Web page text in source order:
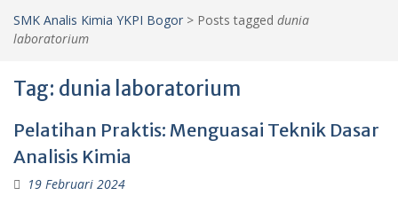
SMK Analis Kimia YKPI Bogor > Posts tagged dunia
laboratorium
Tag: dunia laboratorium
Pelatihan Praktis: Menguasai Teknik Dasar
Analisis Kimia
19 Februari 2024